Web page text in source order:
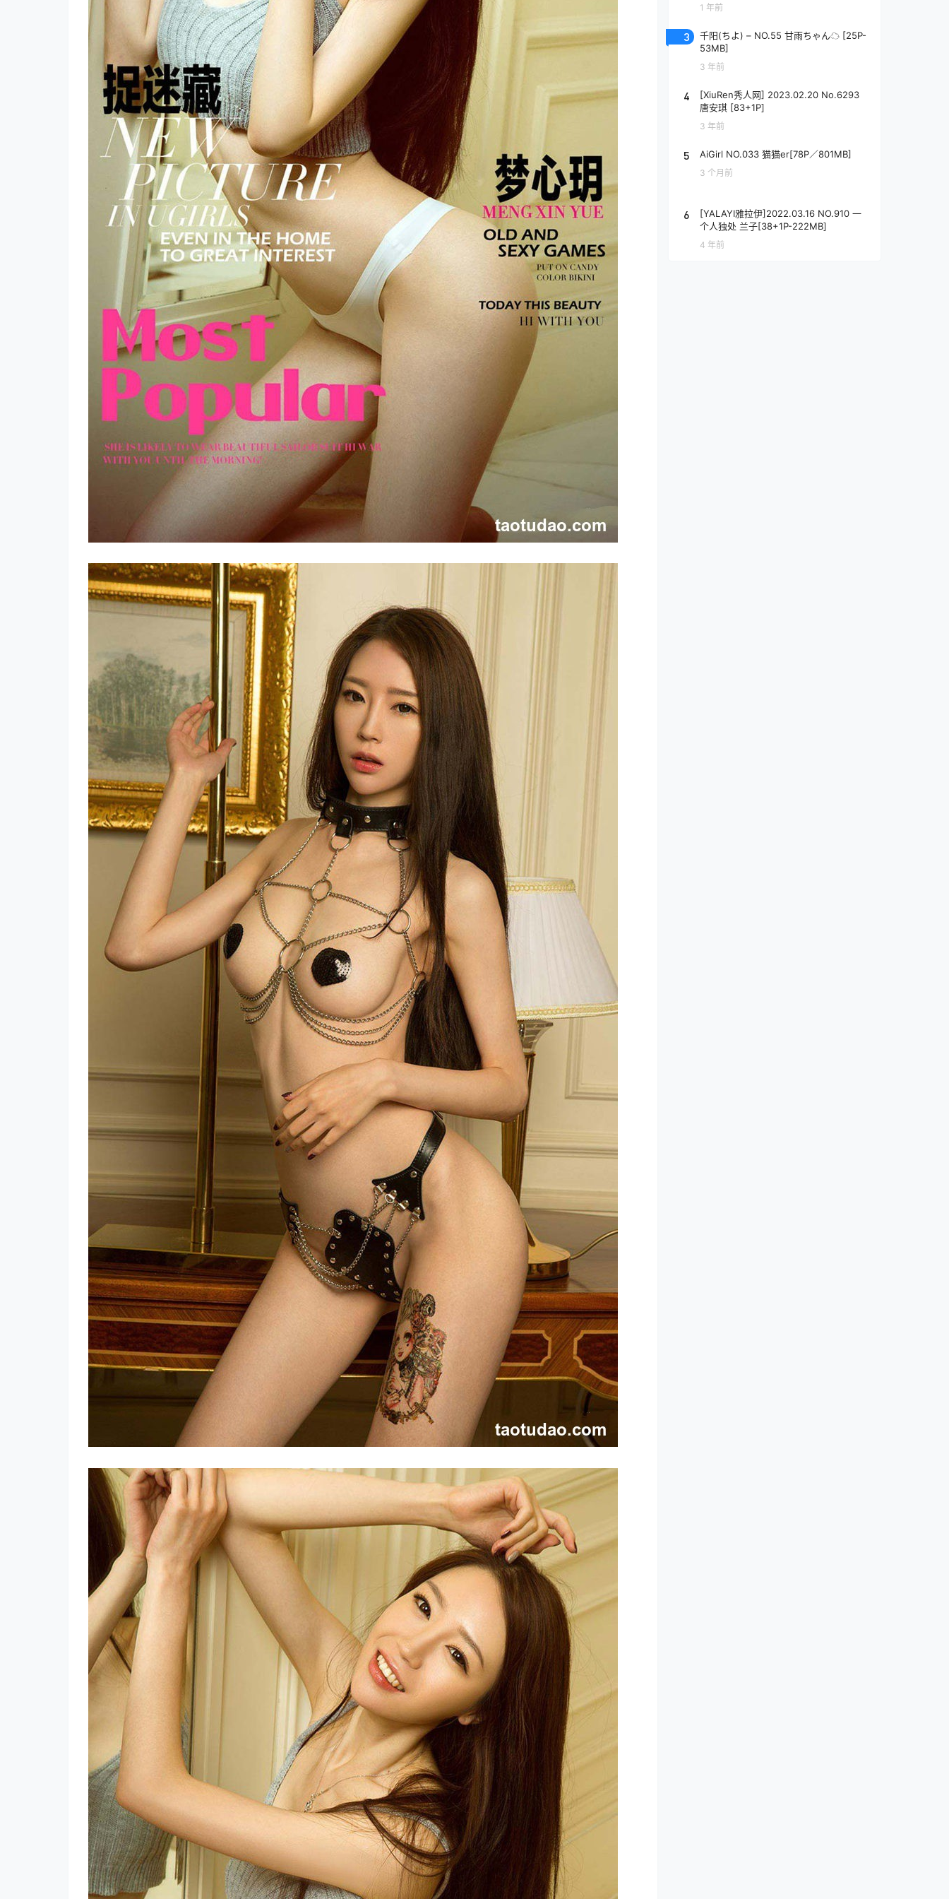
1 年前
3
千阳(ちよ) – NO.55 甘雨ちゃん☁️ [25P-
53MB]
3 年前
4
[XiuRen秀人网] 2023.02.20 No.6293
唐安琪 [83+1P]
3 年前
5 AiGirl NO.033 猫猫er[78P／801MB]
3 个月前
6
[YALAYI雅拉伊]2022.03.16 NO.910 一
个人独处 兰子[38+1P-222MB]
4 年前